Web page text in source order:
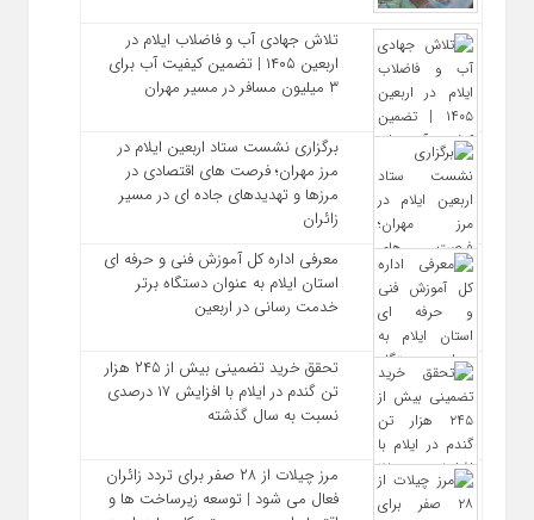
تلاش جهادی آب و فاضلاب ایلام در
اربعین ۱۴۰۵ | تضمین کیفیت آب برای
۳ میلیون مسافر در مسیر مهران
برگزاری نشست ستاد اربعین ایلام در
مرز مهران؛ فرصت‌ های اقتصادی در
مرزها و تهدیدهای جاده‌ ای در مسیر
زائران
معرفی اداره کل آموزش فنی و حرفه‌ ای
استان ایلام به‌ عنوان دستگاه برتر
خدمت‌ رسانی در اربعین
تحقق خرید تضمینی بیش از ۲۴۵ هزار
تن گندم در ایلام با افزایش ۱۷ درصدی
نسبت به سال گذشته
مرز چیلات از ۲۸ صفر برای تردد زائران
فعال می‌ شود | توسعه زیرساخت‌ ها و